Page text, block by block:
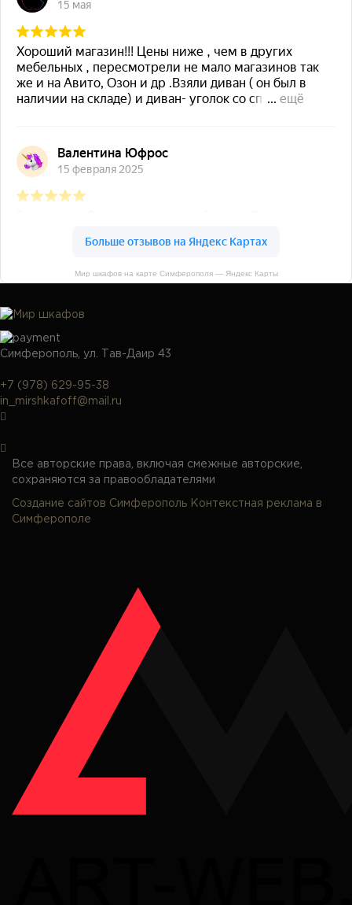
Мир шкафов на карте Симферополя — Яндекс Карты
Симферополь, ул. Тав-Даир 43
+7 (978) 629-95-38
in_mirshkafoff@mail.ru
Все авторские права, включая смежные авторские,
сохраняются за правообладателями
Создание сайтов Симферополь Контекстная реклама в
Симферополе